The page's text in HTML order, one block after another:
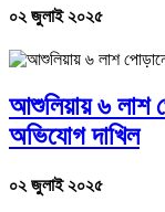
০২ জুলাই ২০২৫
আশুলিয়ায় ৬ লাশ
অভিযোগ দাখিল
০২ জুলাই ২০২৫